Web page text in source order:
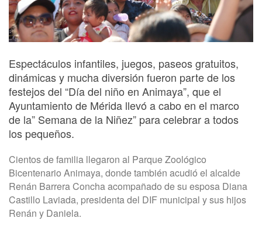
Espectáculos infantiles, juegos, paseos gratuitos,
dinámicas y mucha diversión fueron parte de los
festejos del “Día del niño en Animaya”, que el
Ayuntamiento de Mérida llevó a cabo en el marco
de la” Semana de la Niñez” para celebrar a todos
los pequeños.
Cientos de familia llegaron al Parque Zoológico
Bicentenario Animaya, donde también acudió el alcalde
Renán Barrera Concha acompañado de su esposa Diana
Castillo Laviada, presidenta del DIF municipal y sus hijos
Renán y Daniela.